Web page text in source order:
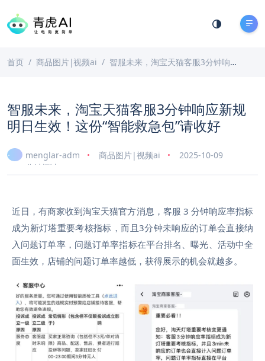
首页 商品图片|视频ai 智服未来，淘宝天猫客服3分钟响应新规明日生效！这份“智能救急包”请收好
智服未来，淘宝天猫客服3分钟响应新规
明日生效！这份“智能救急包”请收好
menglar-adm 商品图片|视频ai
2025-10-09
3 分钟阅读
近日，有商家收到淘宝天猫官方消息， 客服 3 分钟响应率指标
成为新灯塔重要考核指标 ，而且3分钟未响应的订单会直接纳
入问题订单率，问题订单率指标在平台排名、曝光、活动中全
面生效，店铺的问题订单率越低，获得展示的机会就越多。